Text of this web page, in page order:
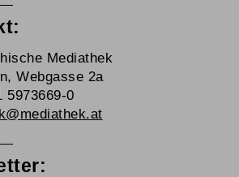
Mediathek
Webgasse 2a
5973669-0